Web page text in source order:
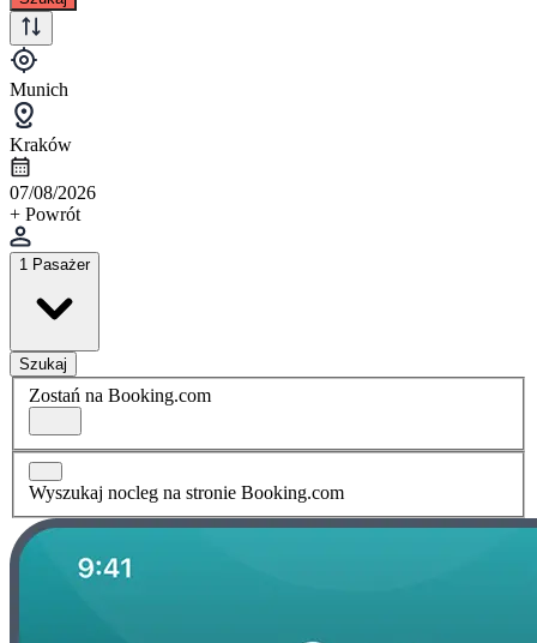
Munich
Kraków
07/08/2026
+ Powrót
1 Pasażer
Szukaj
Zostań na Booking.com
Wyszukaj nocleg na stronie Booking.com